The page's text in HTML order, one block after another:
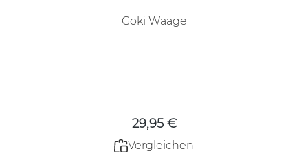
Goki Waage
29,95 €
Vergleichen